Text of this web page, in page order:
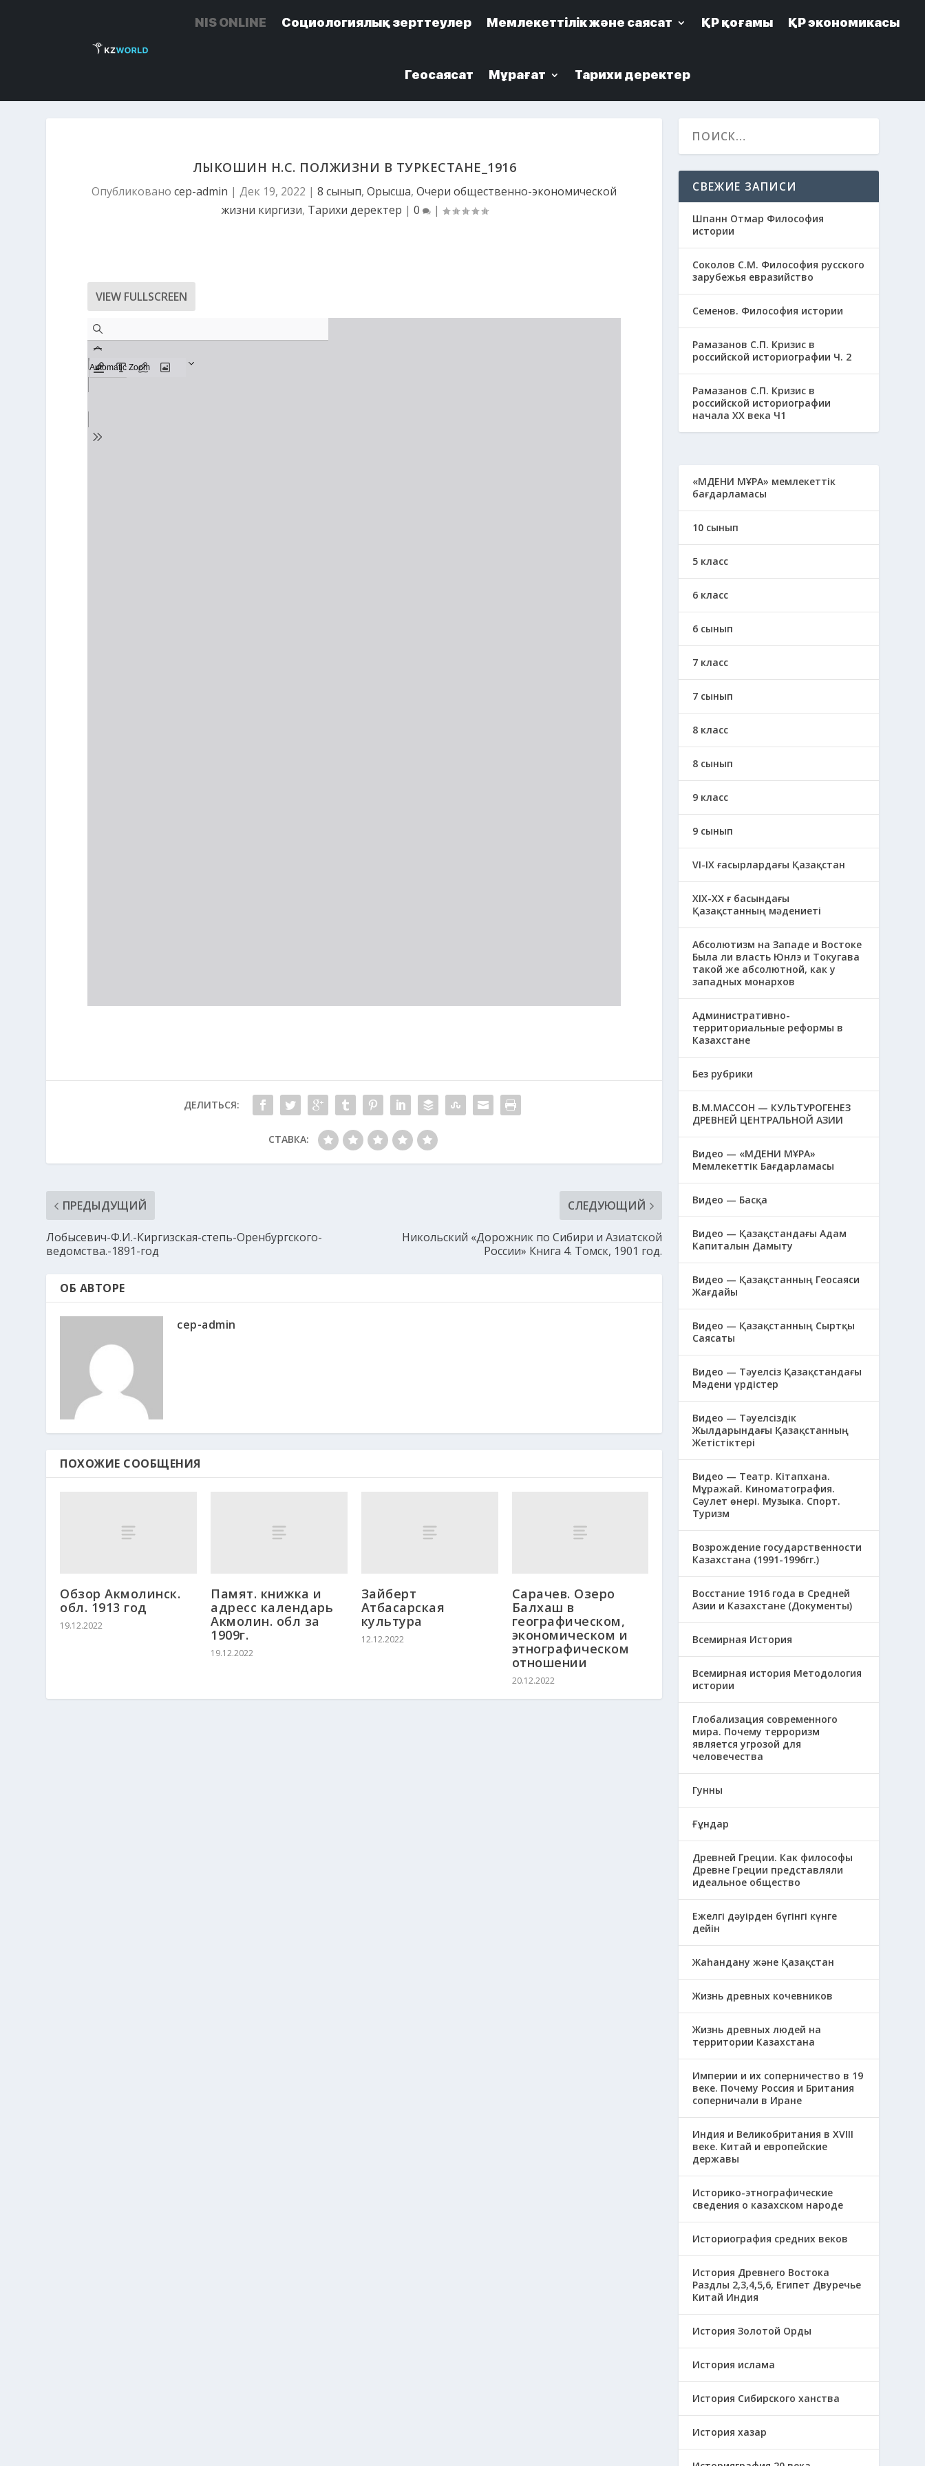
NIS ONLINE Социологиялық зерттеулер Мемлекеттілік және саясат ҚР қоғамы ҚР экономикасы
Геосаясат Мұрағат Тарихи деректер
NIS ONLINE Социологиялық зерттеулер Мемлекеттілік және саясат ҚР қоғамы ҚР экономикасы
Геосаясат Мұрағат Тарихи деректер
ЛЫКОШИН Н.С. ПОЛЖИЗНИ В ТУРКЕСТАНЕ_1916
Опубликованоcep-admin |Дек 19, 2022 |8 сынып,Орысша,Очери общественно-экономической
жизни киргизи, Тарихи деректер | 0 |
VIEW FULLSCREEN
ДЕЛИТЬСЯ:
СТАВКА:
ПРЕДЫДУЩИЙ
Лобысевич-Ф.И.-Киргизская-степь-Оренбургского-
ведомства.-1891-год
СЛЕДУЮЩИЙ
Никольский «Дорожник по Сибири и Азиатской
России» Книга 4. Томск, 1901 год.
ОБ АВТОРЕ
cep-admin
ПОХОЖИЕ СООБЩЕНИЯ
Обзор Акмолинск.
обл. 1913 год
19.12.2022
Памят. книжка и
адресс календарь
Акмолин. обл за
1909г.
19.12.2022
Зайберт
Атбасарская
культура
12.12.2022
Сарачев. Озеро
Балхаш в
географическом,
экономическом и
этнографическом
отношении
20.12.2022
СВЕЖИЕ ЗАПИСИ
Шпанн Отмар Философия
истории
Соколов С.М. Философия русского
зарубежья евразийство
Семенов. Философия истории
Рамазанов С.П. Кризис в
российской историографии Ч. 2
Рамазанов С.П. Кризис в
российской историографии
начала ХХ века Ч1
«МӘДЕНИ МҰРА» мемлекеттік
бағдарламасы
10 сынып
5 класс
6 класс
6 сынып
7 класс
7 сынып
8 класс
8 сынып
9 класс
9 сынып
VI-IX ғасырлардағы Қазақстан
XIХ-XX ғ басындағы
Қазақстанның мәдениеті
Абсолютизм на Западе и Востоке
Была ли власть Юнлэ и Токугава
такой же абсолютной, как у
западных монархов
Административно-
территориальные реформы в
Казахстане
Без рубрики
В.М.МАССОН — КУЛЬТУРОГЕНЕЗ
ДРЕВНЕЙ ЦЕНТРАЛЬНОЙ АЗИИ
Видео — «МӘДЕНИ МҰРА»
Мемлекеттік Бағдарламасы
Видео — Басқа
Видео — Қазақстандағы Адам
Капиталын Дамыту
Видео — Қазақстанның Геосаяси
Жағдайы
Видео — Қазақстанның Сыртқы
Саясаты
Видео — Тәуелсіз Қазақстандағы
Мәдени үрдістер
Видео — Тәуелсіздік
Жылдарындағы Қазақстанның
Жетістіктері
Видео — Театр. Кітапхана.
Мұражай. Киноматография.
Сәулет өнері. Музыка. Спорт.
Туризм
Возрождение государственности
Казахстана (1991-1996гг.)
Восстание 1916 года в Средней
Азии и Казахстане (Документы)
Всемирная История
Всемирная история Методология
истории
Глобализация современного
мира. Почему терроризм
является угрозой для
человечества
Гунны
Ғұндар
Древней Греции. Как философы
Древне Греции представляли
идеальное общество
Ежелгі дәуірден бүгінгі күнге
дейін
Жаһандану және Қазақстан
Жизнь древных кочевников
Жизнь древных людей на
территории Казахстана
Империи и их соперничество в 19
веке. Почему Россия и Британия
соперничали в Иране
Индия и Великобритания в XVIII
веке. Китай и европейские
державы
Историко-этнографические
сведения о казахском народе
Историография средних веков
История Древнего Востока
Раздлы 2,3,4,5,6, Египет Двуречье
Китай Индия
История Золотой Орды
История ислама
История Сибирского ханства
История хазар